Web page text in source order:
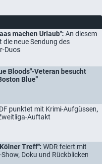
machen Urlaub": An diesem
die neue Sendung des
Duos
Bloods"-Veteran besucht
Blue"
punktet mit Krimi-Aufgüssen,
Auftakt
Treff": WDR feiert mit
Doku und Rückblicken